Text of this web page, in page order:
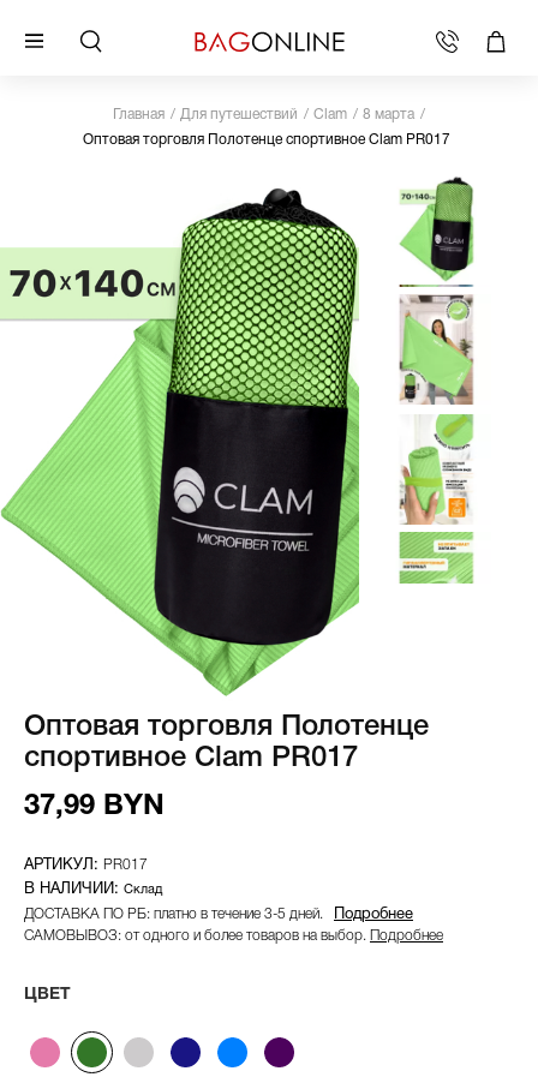
Главная Для путешествий Clam
8 марта
Оптовая торговля Полотенце спортивное Clam PR017
Оптовая торговля Полотенце
спортивное Clam PR017
37,99 BYN
PR017
Склад
ДОСТАВКА ПО РБ: платно в течение 3-5 дней. Подробнее
САМОВЫВОЗ: от одного и более товаров на выбор. Подробнее
ЦВЕТ